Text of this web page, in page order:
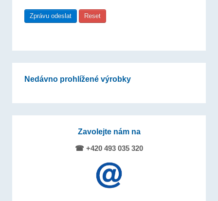
Nedávno prohlížené výrobky
Zavolejte nám na
☎ +420 493 035 320